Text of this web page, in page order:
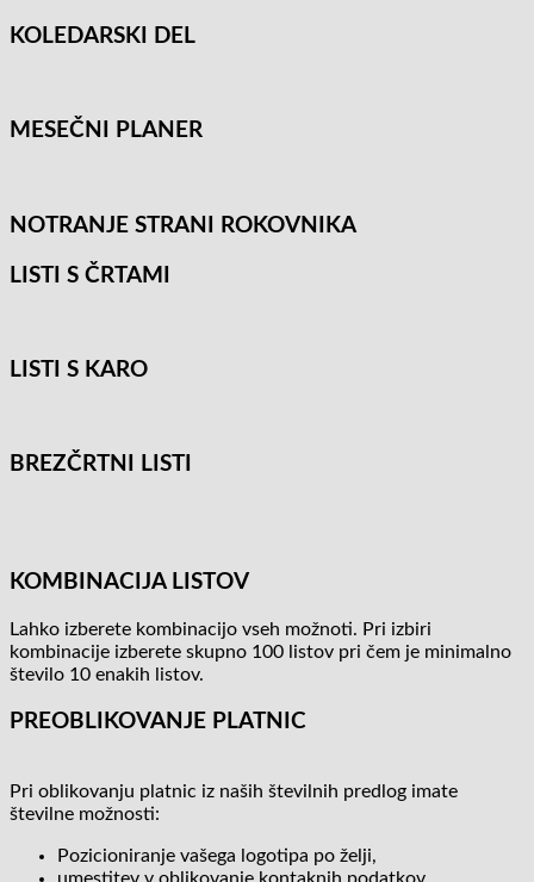
KOLEDARSKI DEL
MESEČNI PLANER
NOTRANJE STRANI ROKOVNIKA
LISTI S ČRTAMI
LISTI S KARO
BREZČRTNI LISTI
KOMBINACIJA LISTOV
Lahko izberete kombinacijo vseh možnoti. Pri izbiri
kombinacije izberete skupno 100 listov pri čem je minimalno
število 10 enakih listov.
PREOBLIKOVANJE PLATNIC
Pri oblikovanju platnic iz naših številnih predlog imate
številne možnosti:
Pozicioniranje vašega logotipa po želji,